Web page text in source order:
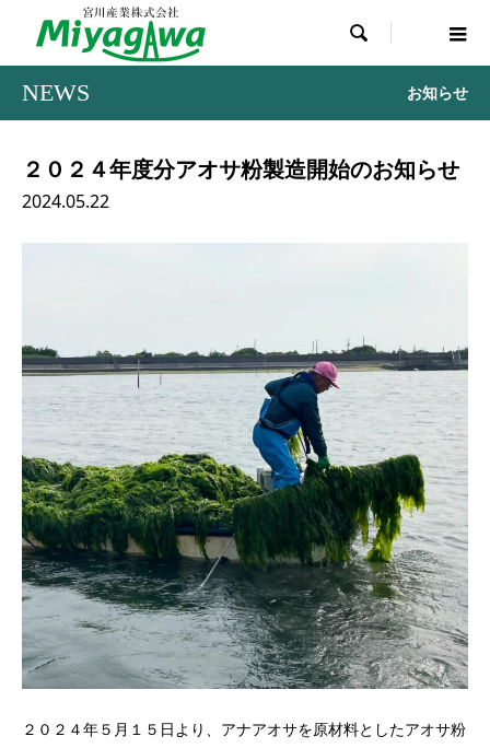

NEWS お知らせ
２０２４年度分アオサ粉製造開始のお知らせ
2024.05.22
２０２４年５月１５日より、アナアオサを原材料としたアオサ粉